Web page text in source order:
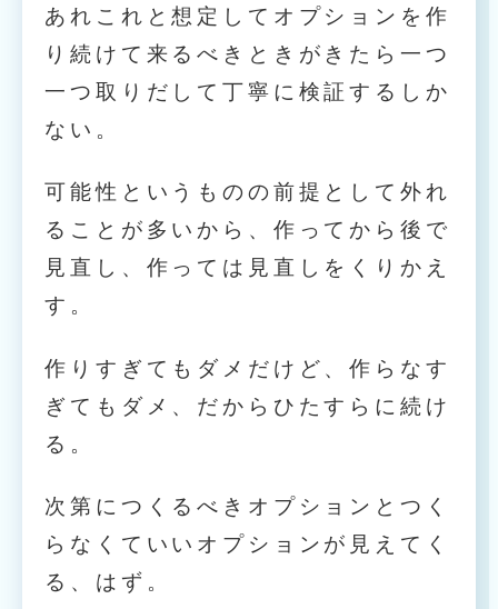
あれこれと想定してオプションを作
り続けて来るべきときがきたら一つ
一つ取りだして丁寧に検証するしか
ない。
可能性というものの前提として外れ
ることが多いから、作ってから後で
見直し、作っては見直しをくりかえ
す。
作りすぎてもダメだけど、作らなす
ぎてもダメ、だからひたすらに続け
る。
次第につくるべきオプションとつく
らなくていいオプションが見えてく
る、はず。